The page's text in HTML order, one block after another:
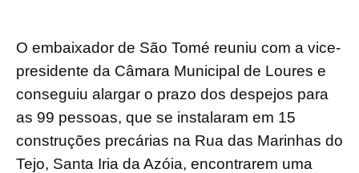
O embaixador de São Tomé reuniu com a vice-
presidente da Câmara Municipal de Loures e
conseguiu alargar o prazo dos despejos para
as 99 pessoas, que se instalaram em 15
construções precárias na Rua das Marinhas do
Tejo, Santa Iria da Azóia, encontrarem uma